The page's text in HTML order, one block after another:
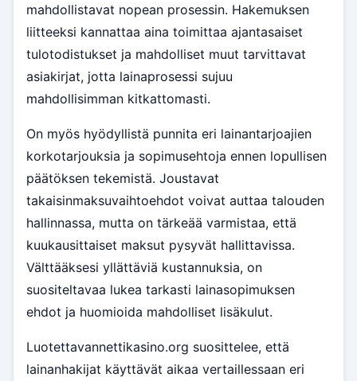
mahdollistavat nopean prosessin. Hakemuksen
liitteeksi kannattaa aina toimittaa ajantasaiset
tulotodistukset ja mahdolliset muut tarvittavat
asiakirjat, jotta lainaprosessi sujuu
mahdollisimman kitkattomasti.
On myös hyödyllistä punnita eri lainantarjoajien
korkotarjouksia ja sopimusehtoja ennen lopullisen
päätöksen tekemistä. Joustavat
takaisinmaksuvaihtoehdot voivat auttaa talouden
hallinnassa, mutta on tärkeää varmistaa, että
kuukausittaiset maksut pysyvät hallittavissa.
Välttääksesi yllättäviä kustannuksia, on
suositeltavaa lukea tarkasti lainasopimuksen
ehdot ja huomioida mahdolliset lisäkulut.
Luotettavannettikasino.org suosittelee, että
lainanhakijat käyttävät aikaa vertaillessaan eri